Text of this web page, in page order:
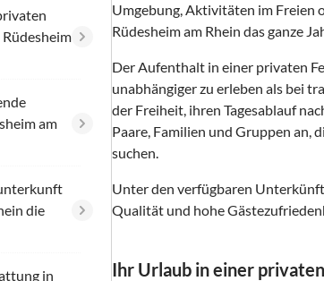
am
die
in
Umgebung, Aktivitäten im Freien
Rüdesheim am Rhein das ganze
Der Aufenthalt in einer privaten
unabhängiger zu erleben als bei
der Freiheit, ihren Tagesablauf
Paare, Familien und Gruppen an,
suchen.
Unter den verfügbaren
Qualität und hohe
Ihr Urlaub in einer